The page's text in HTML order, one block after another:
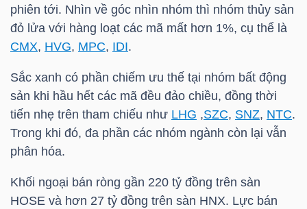
phiên tới. Nhìn về góc nhìn nhóm thì nhóm thủy sản
đỏ lửa với hàng loạt các mã mất hơn 1%, cụ thể là
CMX, HVG, MPC, IDI.
Sắc xanh có phần chiếm ưu thế tại nhóm bất động
sản khi hầu hết các mã đều đảo chiều, đồng thời
tiến nhẹ trên tham chiếu như LHG ,SZC, SNZ, NTC.
Trong khi đó, đa phần các nhóm ngành còn lại vẫn
phân hóa.
Khối ngoại bán ròng gần 220 tỷ đồng trên sàn
HOSE và hơn 27 tỷ đồng trên sàn HNX. Lực bán
CHÍNH
CÁ
NHÂN
PHÂN
TÍCH
VIETSTOCKFINANCE